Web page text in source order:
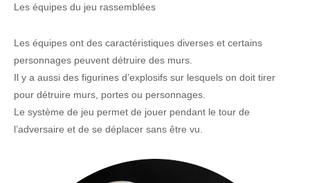
Les équipes du jeu rassemblées
Les équipes ont des caractéristiques diverses et certains
personnages peuvent détruire des murs.
Il y a aussi des figurines d’explosifs sur lesquels on doit tirer
pour détruire murs, portes ou personnages.
Le système de jeu permet de jouer pendant le tour de
l’adversaire et de se déplacer sans être vu.